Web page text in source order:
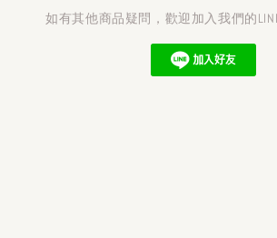
如有其他商品疑問，歡迎加入我們的